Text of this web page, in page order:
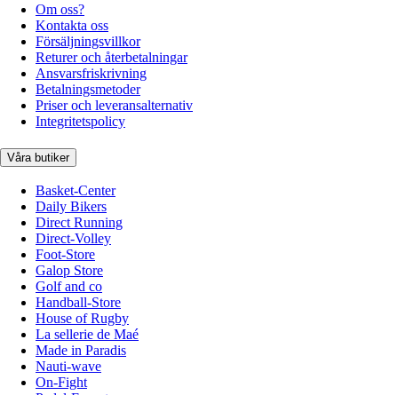
Om oss?
Kontakta oss
Försäljningsvillkor
Returer och återbetalningar
Ansvarsfriskrivning
Betalningsmetoder
Priser och leveransalternativ
Integritetspolicy
Våra butiker
Basket-Center
Daily Bikers
Direct Running
Direct-Volley
Foot-Store
Galop Store
Golf and co
Handball-Store
House of Rugby
La sellerie de Maé
Made in Paradis
Nauti-wave
On-Fight